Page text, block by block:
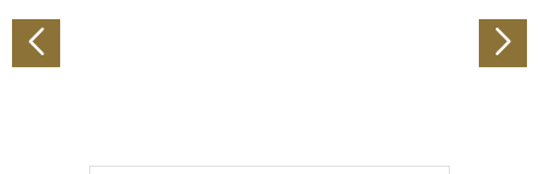
haben oder die sie im Rahmen Ihrer Nutzung der Dienste
gesammelt haben.